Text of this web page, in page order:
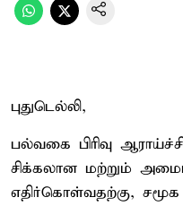
புதுடெல்லி,
பல்வகை பிரிவு
சிக்கலான மற்றும்
எதிர்கொள்வதற்கு,